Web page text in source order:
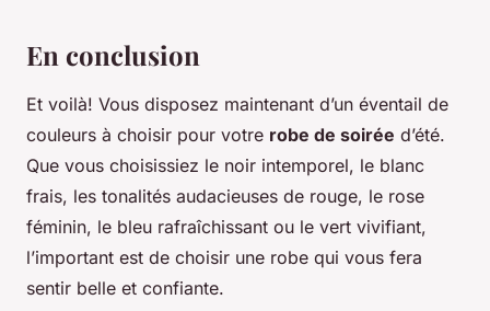
En conclusion
Et voilà! Vous disposez maintenant d’un éventail de
couleurs à choisir pour votre robe de soirée d’été.
Que vous choisissiez le noir intemporel, le blanc
frais, les tonalités audacieuses de rouge, le rose
féminin, le bleu rafraîchissant ou le vert vivifiant,
l’important est de choisir une robe qui vous fera
sentir belle et confiante.